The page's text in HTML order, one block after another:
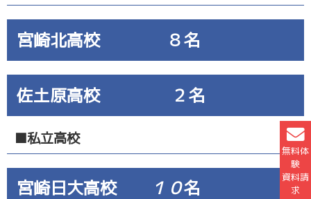
無料体
験
資料請
求
宮崎北高校 ８名
佐土原高校 ２名
■私立高校
宮崎日大高校 １０名